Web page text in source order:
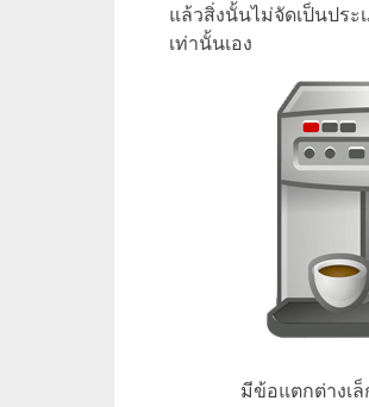
แล้วสิ่งนั้นไม่จัดเป็นประ
เท่านั้นเอง
มีข้อแตกต่างเ